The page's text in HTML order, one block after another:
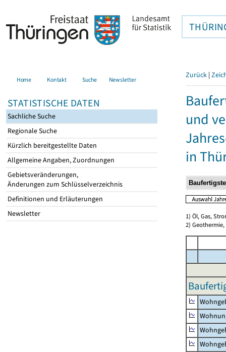
Home Kontakt Suche Newsletter
STATISTISCHE DATEN
Sachliche Suche
Regionale Suche
Kürzlich bereitgestellte Daten
Allgemeine Angaben, Zuordnungen
Gebietsveränderungen,
Änderungen zum Schlüsselverzeichnis
Definitionen und Erläuterungen
Newsletter
Zurück |
und
in
1) Öl, Gas,
2)